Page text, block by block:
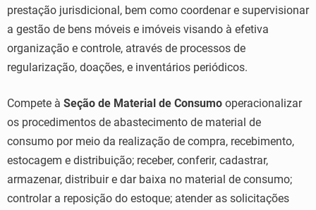
prestação jurisdicional, bem como coordenar e supervisionar
a gestão de bens móveis e imóveis visando à efetiva
organização e controle, através de processos de
regularização, doações, e inventários periódicos.
Compete à Seção de Material de Consumo operacionalizar
os procedimentos de abastecimento de material de
consumo por meio da realização de compra, recebimento,
estocagem e distribuição; receber, conferir, cadastrar,
armazenar, distribuir e dar baixa no material de consumo;
controlar a reposição do estoque; atender as solicitações